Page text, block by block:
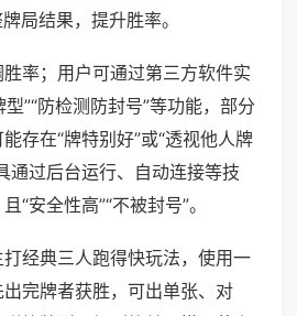
局结果，提升胜率。
率；用户可通过第三方软件实
型”“防检测防封号”等功能，部分
存在“牌特别好”或“透视他人牌
通过后台运行、自动连接等技
“安全性高”“不被封号”。
经典三人跑得快玩法，使用一
完牌者获胜，可出单张、对